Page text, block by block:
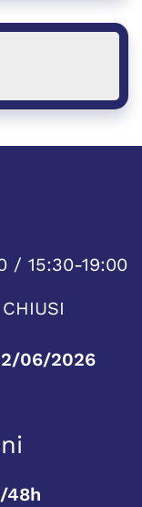
/ 15:30-19:00
CHIUSI
06/2026
48h